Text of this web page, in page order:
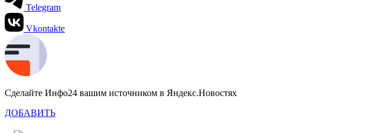
Telegram
Vkontakte
Сделайте Инфо24 вашим источником в Яндекс.Новостях
ДОБАВИТЬ